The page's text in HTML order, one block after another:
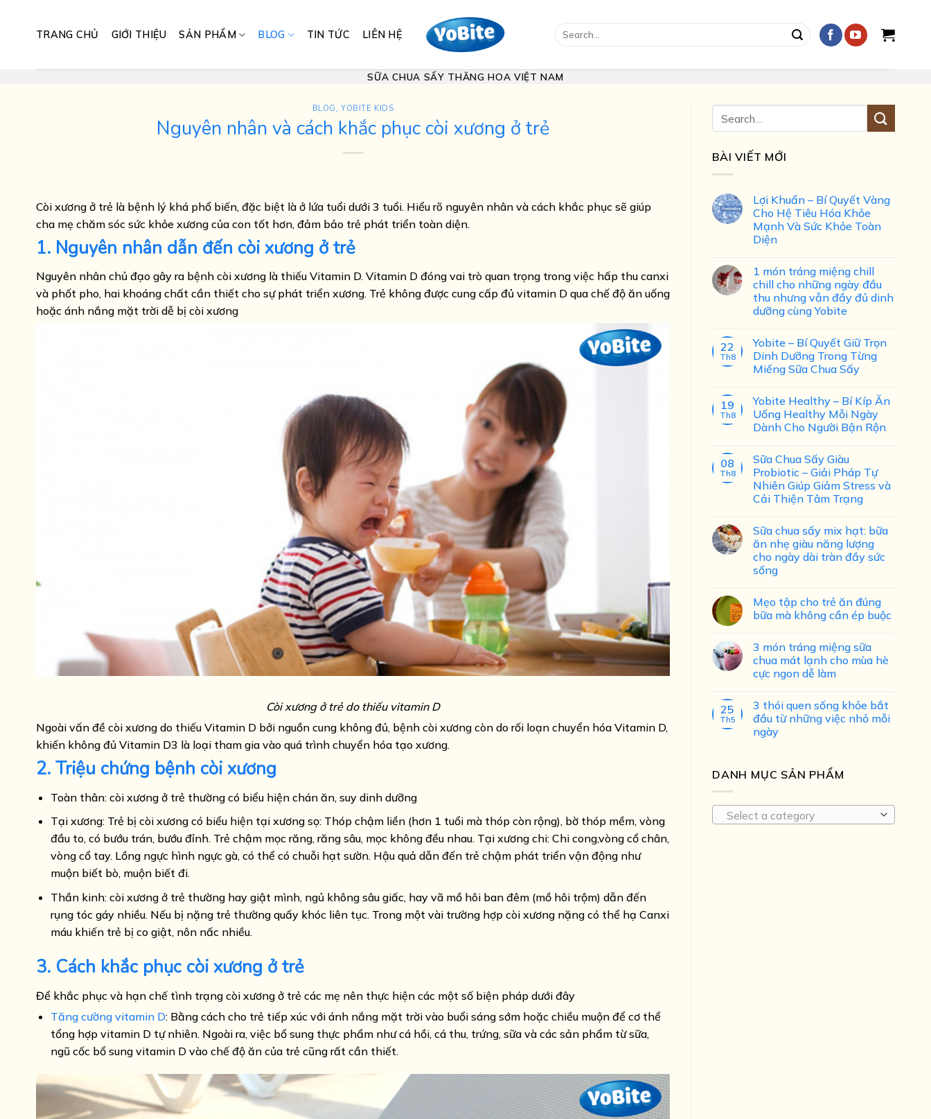
content
TRANG CHỦ GIỚI THIỆU SẢN PHẨM BLOG TIN TỨC LIÊN HỆ
Search
SỮA CHUA SẤY THĂNG HOA VIỆT NAM
BLOG ,YOBITE KIDS
Nguyên nhân và cách khắc phục còi xương ở trẻ
Còi xương ở trẻ là bệnh lý khá phổ biến, đặc biệt là ở lứa tuổi dưới 3 tuổi. Hiểu rõ nguyên nhân và cách khắc phục sẽ giúp
cha mẹ chăm sóc sức khỏe xương của con tốt hơn, đảm bảo trẻ phát triển toàn diện.
1. Nguyên nhân dẫn đến còi xương ở trẻ
Nguyên nhân chủ đạo gây ra bệnh còi xương là thiếu Vitamin D. Vitamin D đóng vai trò quan trọng trong việc hấp thu canxi
và phốt pho, hai khoáng chất cần thiết cho sự phát triển xương. Trẻ không được cung cấp đủ vitamin D qua chế độ ăn uống
hoặc ánh nắng mặt trời dễ bị còi xương
Còi xương ở trẻ do thiếu vitamin D
Ngoài vấn đề còi xương do thiếu Vitamin D bởi nguồn cung không đủ, bệnh còi xương còn do rối loạn chuyển hóa Vitamin D,
khiến không đủ Vitamin D3 là loại tham gia vào quá trình chuyển hóa tạo xương.
2. Triệu chứng bệnh còi xương
Toàn thân: còi xương ở trẻ thường có biểu hiện chán ăn, suy dinh dưỡng
Tại xương: Trẻ bị còi xương có biểu hiện tại xương sọ: Thóp chậm liền (hơn 1 tuổi mà thóp còn rộng), bờ thóp mềm, vòng
đầu to, có bướu trán, bướu đỉnh. Trẻ chậm mọc răng, răng sâu, mọc không đều nhau. Tại xương chi: Chi cong,vòng cổ chân,
vòng cổ tay. Lồng ngực hình ngực gà, có thể có chuỗi hạt sườn. Hậu quả dẫn đến trẻ chậm phát triển vận động như
muộn biết bò, muộn biết đi.
Thần kinh: còi xương ở trẻ thường hay giật mình, ngủ không sâu giấc, hay vã mồ hôi ban đêm (mồ hôi trộm) dẫn đến
rụng tóc gáy nhiều. Nếu bị nặng trẻ thường quấy khóc liên tục. Trong một vài trường hợp còi xương nặng có thể hạ Canxi
máu khiến trẻ bị co giật, nôn nấc nhiều.
3. Cách khắc phục còi xương ở trẻ
Để khắc phục và hạn chế tình trạng còi xương ở trẻ các mẹ nên thực hiện các một số biện pháp dưới đây
Tăng cường vitamin D: Bằng cách cho trẻ tiếp xúc với ánh nắng mặt trời vào buổi sáng sớm hoặc chiều muộn để cơ thể
tổng hợp vitamin D tự nhiên. Ngoài ra, việc bổ sung thực phẩm như cá hồi, cá thu, trứng, sữa và các sản phẩm từ sữa,
ngũ cốc bổ sung vitamin D vào chế độ ăn của trẻ cũng rất cần thiết.
BÀI VIẾT MỚI
Lợi Khuẩn – Bí Quyết Vàng
Cho Hệ Tiêu Hóa Khỏe
Mạnh Và Sức Khỏe Toàn
Diện
1 món tráng miệng chill
chill cho những ngày đầu
thu nhưng vẫn đầy đủ dinh
dưỡng cùng Yobite
22
Th8
Yobite – Bí Quyết Giữ Trọn
Dinh Dưỡng Trong Từng
Miếng Sữa Chua Sấy
19
Th8
Yobite Healthy – Bí Kíp Ăn
Uống Healthy Mỗi Ngày
Dành Cho Người Bận Rộn
08
Th8
Sữa Chua Sấy Giàu
Probiotic – Giải Pháp Tự
Nhiên Giúp Giảm Stress và
Cải Thiện Tâm Trạng
Sữa chua sấy mix hạt: bữa
ăn nhẹ giàu năng lượng
cho ngày dài tràn đầy sức
sống
Mẹo tập cho trẻ ăn đúng
bữa mà không cần ép buộc
3 món tráng miệng sữa
chua mát lạnh cho mùa hè
cực ngon dễ làm
25
Th5
3 thói quen sống khỏe bắt
đầu từ những việc nhỏ mỗi
ngày
DANH MỤC SẢN PHẨM
Select a category